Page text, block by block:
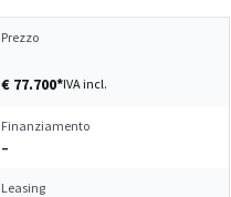
Prezzo
€ 77.700*IVA incl.
Finanziamento
–
Leasing